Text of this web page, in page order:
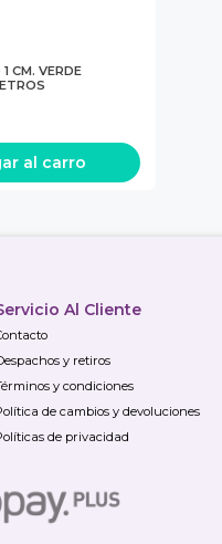
CM. VERDE
al carro
Al Cliente
y retiros
y condiciones
de cambios y devoluciones
de privacidad